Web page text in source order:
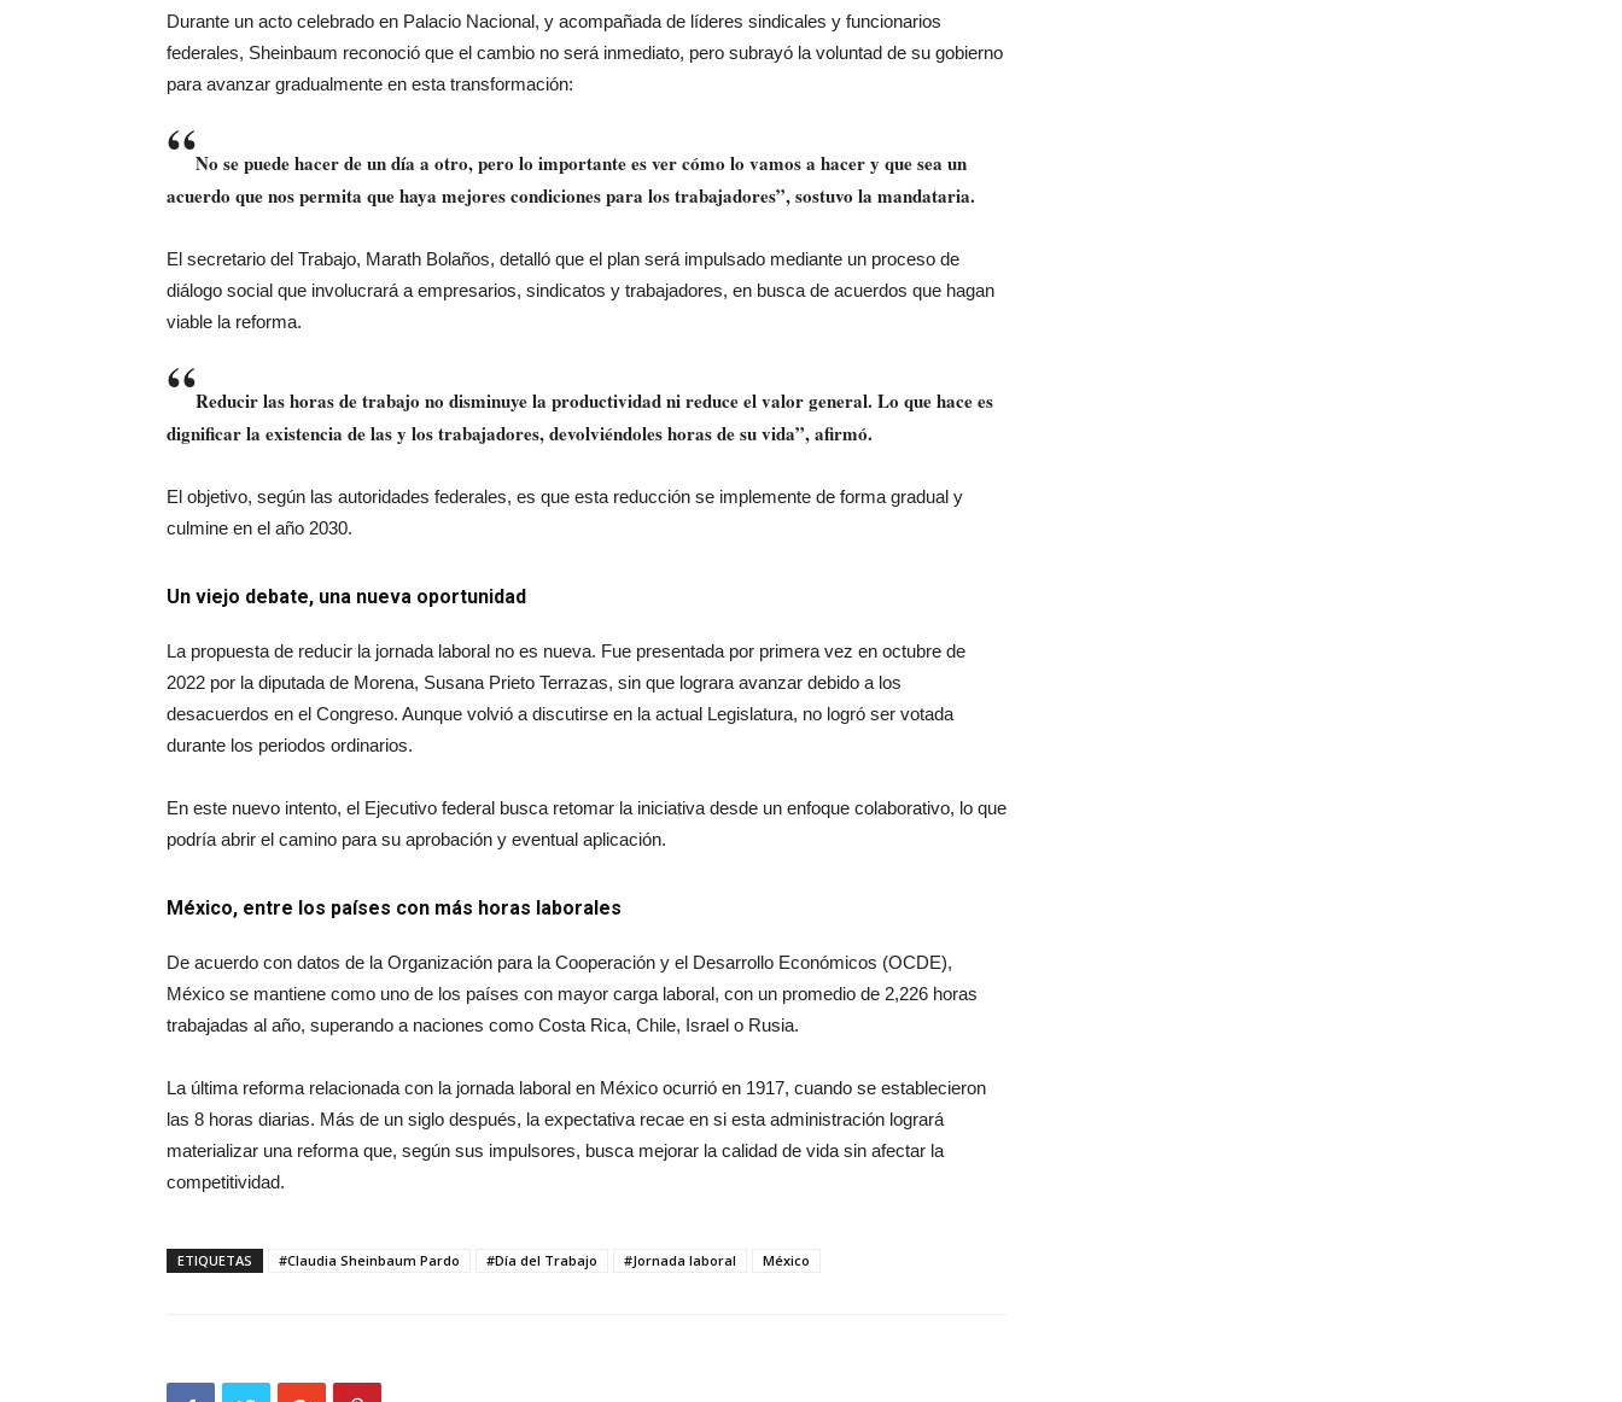
Durante un acto celebrado en Palacio Nacional, y acompañada de líderes sindicales y funcionarios
federales, Sheinbaum reconoció que el cambio no será inmediato, pero subrayó la voluntad de su gobierno
para avanzar gradualmente en esta transformación:
“No se puede hacer de un día a otro, pero lo importante es ver cómo lo vamos a hacer y que sea un
acuerdo que nos permita que haya mejores condiciones para los trabajadores”, sostuvo la mandataria.
El secretario del Trabajo, Marath Bolaños, detalló que el plan será impulsado mediante un proceso de
diálogo social que involucrará a empresarios, sindicatos y trabajadores, en busca de acuerdos que hagan
viable la reforma.
“Reducir las horas de trabajo no disminuye la productividad ni reduce el valor general. Lo que hace es
dignificar la existencia de las y los trabajadores, devolviéndoles horas de su vida”, afirmó.
El objetivo, según las autoridades federales, es que esta reducción se implemente de forma gradual y
culmine en el año 2030.
Un viejo debate, una nueva oportunidad
La propuesta de reducir la jornada laboral no es nueva. Fue presentada por primera vez en octubre de
2022 por la diputada de Morena, Susana Prieto Terrazas, sin que lograra avanzar debido a los
desacuerdos en el Congreso. Aunque volvió a discutirse en la actual Legislatura, no logró ser votada
durante los periodos ordinarios.
En este nuevo intento, el Ejecutivo federal busca retomar la iniciativa desde un enfoque colaborativo, lo que
podría abrir el camino para su aprobación y eventual aplicación.
México, entre los países con más horas laborales
De acuerdo con datos de la Organización para la Cooperación y el Desarrollo Económicos (OCDE),
México se mantiene como uno de los países con mayor carga laboral, con un promedio de 2,226 horas
trabajadas al año, superando a naciones como Costa Rica, Chile, Israel o Rusia.
La última reforma relacionada con la jornada laboral en México ocurrió en 1917, cuando se establecieron
las 8 horas diarias. Más de un siglo después, la expectativa recae en si esta administración logrará
materializar una reforma que, según sus impulsores, busca mejorar la calidad de vida sin afectar la
competitividad.
ETIQUETAS #Claudia Sheinbaum Pardo #Día del Trabajo #Jornada laboral México